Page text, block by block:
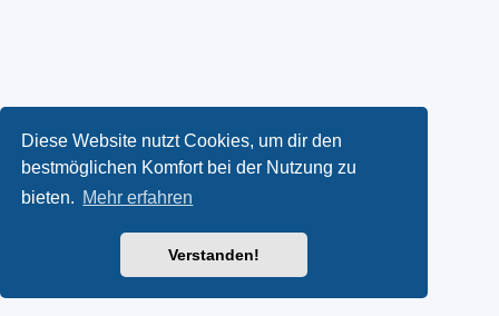
Diese Website nutzt Cookies, um dir den
bestmöglichen Komfort bei der Nutzung zu
bieten. Mehr erfahren
Verstanden!